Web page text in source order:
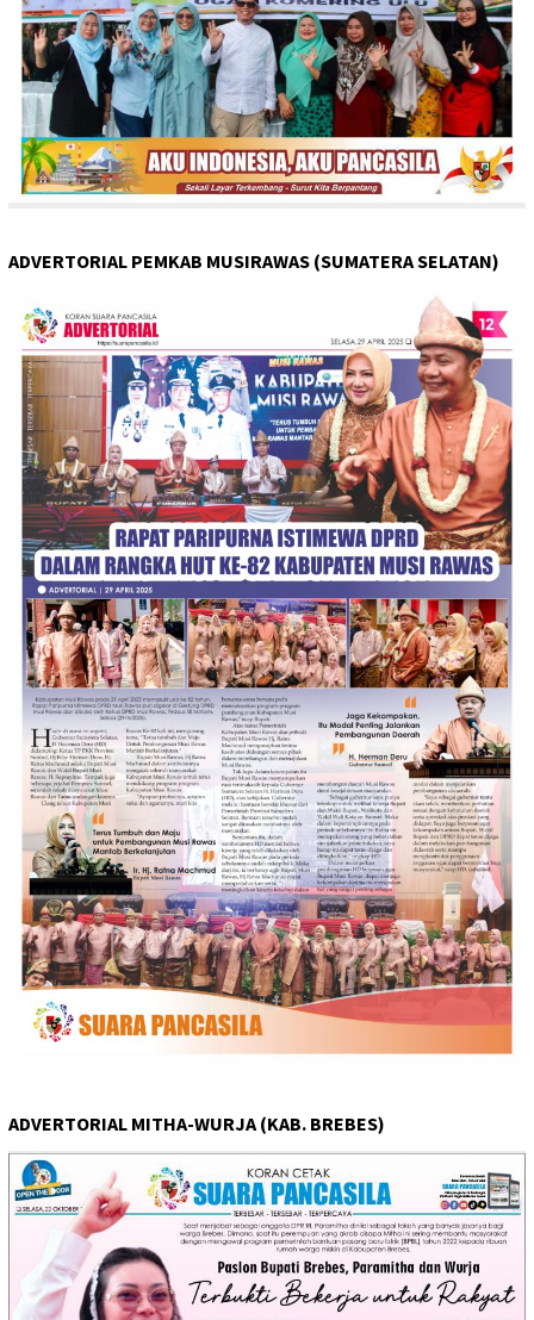
ADVERTORIAL PEMKAB MUSIRAWAS (SUMATERA SELATAN)
ADVERTORIAL MITHA-WURJA (KAB. BREBES)